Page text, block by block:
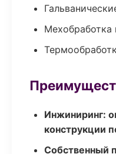
Мехобработка
Инжиниринг:
конструкции
Собственный